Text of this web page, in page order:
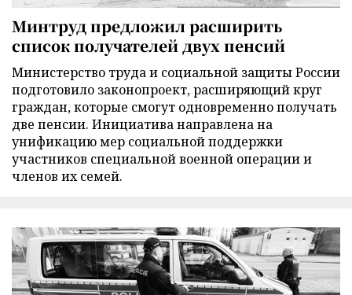
Минтруд предложил расширить
список получателей двух пенсий
Министерство труда и социальной защиты России
подготовило законопроект, расширяющий круг
граждан, которые смогут одновременно получать
две пенсии. Инициатива направлена на
унификацию мер социальной поддержки
участников специальной военной операции и
членов их семей.